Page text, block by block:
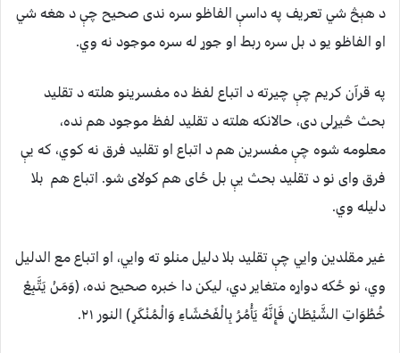
د هېڅ شي تعریف په داسې الفاظو سره ندی صحیح چې د هغه شي
او الفاظو یو د بل سره ربط او جوړ له سره موجود نه وي.
په قرآن کریم چې چیرته د اتباع لفظ ده مفسرینو هلته د تقلید
بحث څیړلی دی، حالانکه هلته د تقلید لفظ موجود هم نده،
معلومه شوه چې مفسرین هم د اتباع او تقلید فرق نه کوي، که یې
فرق وای نو د تقلید بحث یې بل ځای هم کولای شو. اتباع هم بلا
دلیله وي.
غیر مقلدين وايي چې تقلید بلا دلیل منلو ته وايي، او اتباع مع الدلیل
وي، نو ځکه دواړه متغایر دي، لیکن دا خبره صحیح نده، (وَمَنْ يَتَّبِعْ
خُطُوَاتِ الشَّيْطَانِ فَإِنَّهُ يَأْمُرُ بِالْفَحْشَاءِ وَالْمُنْكَرِ) النور ۲۱.